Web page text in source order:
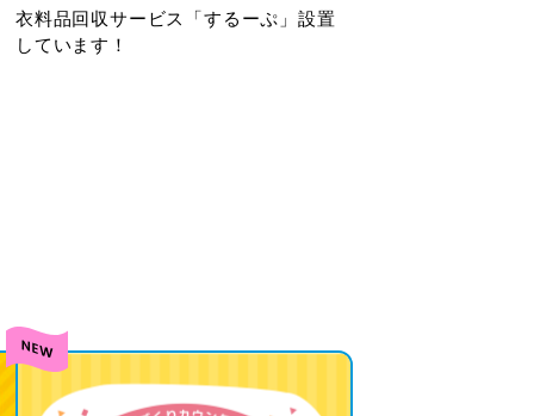
衣料品回収サービス「するーぷ」設置
しています！